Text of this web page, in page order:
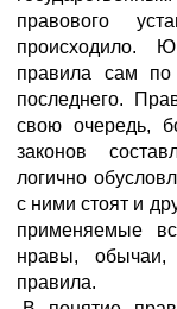
правового
происходило.
правила сам
последнего.
свою очередь,
законов
логично
с ними стоят и
применяемые
нравы, обычаи,
правила.